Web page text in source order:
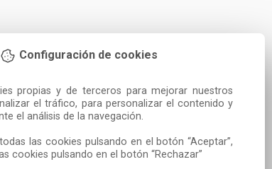
Configuración de cookies
propias y de terceros para mejorar nuestros
el tráfico, para personalizar el contenido y
el análisis de la navegación.
las cookies pulsando en el botón “Aceptar”,
cookies pulsando en el botón “Rechazar”